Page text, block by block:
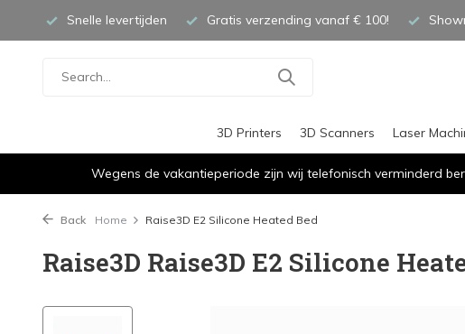
Snelle levertijden Gratis verzending vanaf € 100!
3D Printers 3D Scanners Laser
Wegens de vakantieperiode zijn wij telefonisch verminderd
Back Home Raise3D E2 Silicone Heated Bed
Raise3D Raise3D E2 Silicone